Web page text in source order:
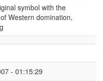
symbol with the
Western domination,
- 01:15:29